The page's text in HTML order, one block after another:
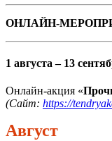
ОНЛАЙН-
1 августа – 13
Онлайн-акция «
(Сайт: https://
Август